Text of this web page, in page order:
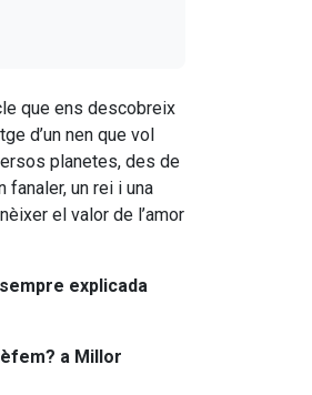
que ens descobreix
d’un nen que vol
planetes, des de
fanaler, un rei i una
el valor de l’amor
explicada
a Millor